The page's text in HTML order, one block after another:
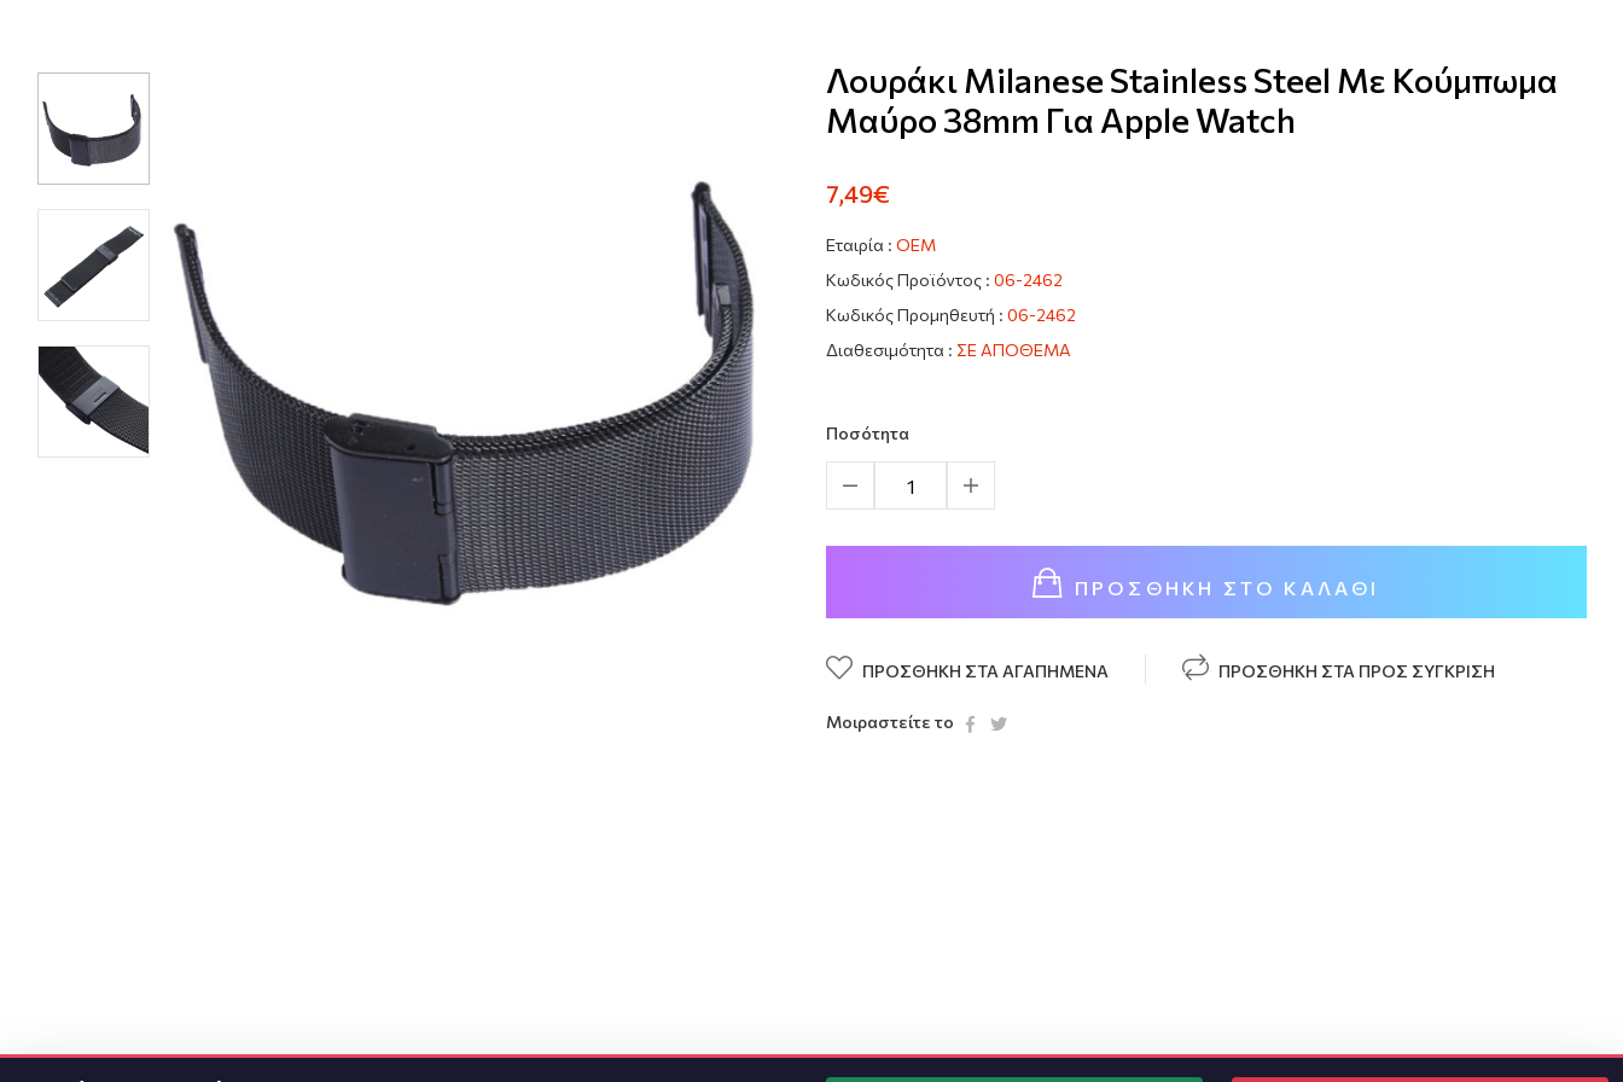
Λουράκι Milanese Stainless Steel Με Κούμπωμα
Μαύρο 38mm Για Apple Watch
7,49€
Εταιρία : OEM
Κωδικός Προϊόντος : 06-2462
Κωδικός Προμηθευτή : 06-2462
Διαθεσιμότητα : ΣΕ ΑΠΟΘΕΜΑ
Ποσότητα
ΠΡΟΣΘΉΚΗ ΣΤΟ ΚΑΛΆΘΙ
ΠΡΟΣΘΉΚΗ ΣΤΑ ΑΓΑΠΗΜΈΝΑ ΠΡΟΣΘΉΚΗ ΣΤΑ ΠΡΟΣ ΣΎΓΚΡΙΣΗ
Μοιραστείτε το